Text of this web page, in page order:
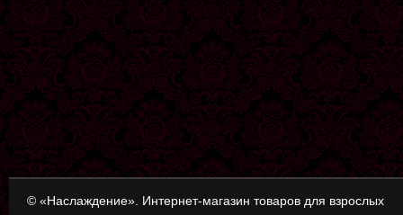
© «Наслаждение». Интернет-магазин товаров для взрослых